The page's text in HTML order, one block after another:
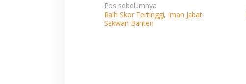
Navigasi
pos
Pos sebelumnya
Raih Skor Tertinggi, Iman Jabat
Sekwan Banten